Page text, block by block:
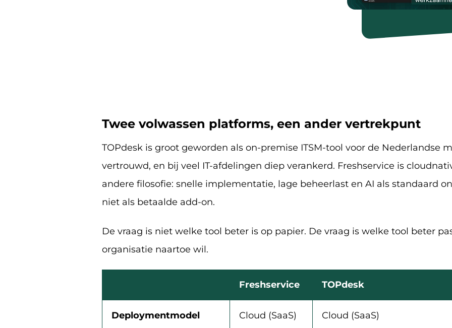
Twee volwassen platforms, een ander vertrekpunt
TOPdesk is groot geworden als on-premise ITSM-tool voor de Nederlandse
vertrouwd, en bij veel IT-afdelingen diep verankerd. Freshservice is
andere filosofie: snelle implementatie, lage beheerlast en AI als standaard
niet als betaalde add-on.
De vraag is niet welke tool beter is op papier. De vraag is welke tool beter
organisatie naartoe wil.
Freshservice TOPdesk
Deploymentmodel Cloud (SaaS) Cloud (SaaS)